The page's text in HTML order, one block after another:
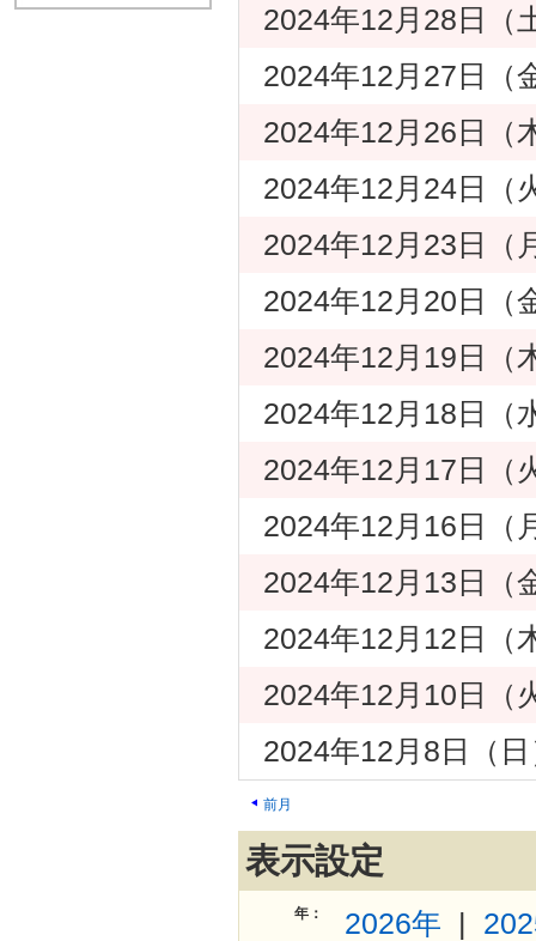
2024年12月28日（
2024年12月27日（
2024年12月26日（
2024年12月24日（
2024年12月23日（
2024年12月20日（
2024年12月19日（
2024年12月18日（
2024年12月17日（
2024年12月16日（
2024年12月13日（
2024年12月12日（
2024年12月10日（
2024年12月8日（
前月
表示設定
年： 2026年 |